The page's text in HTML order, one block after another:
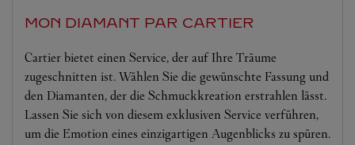
MON DIAMANT PAR CARTIER
Cartier bietet einen Service, der auf Ihre Träume
zugeschnitten ist. Wählen Sie die gewünschte Fassung und
den Diamanten, der die Schmuckkreation erstrahlen lässt.
Lassen Sie sich von diesem exklusiven Service verführen,
um die Emotion eines einzigartigen Augenblicks zu spüren.